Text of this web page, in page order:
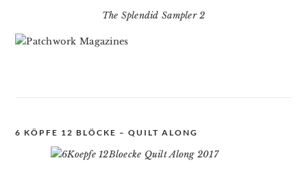
The Splendid Sampler 2
6 KÖPFE 12 BLÖCKE – QUILT ALONG